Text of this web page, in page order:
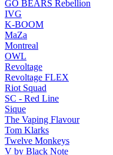
GO BEARS Rebellion
IVG
K-BOOM
MaZa
Montreal
OWL
Revoltage
Revoltage FLEX
Riot Squad
SC - Red Line
Sique
The Vaping Flavour
Tom Klarks
Twelve Monkeys
V by Black Note